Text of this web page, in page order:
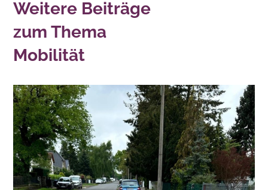
Weitere Beiträge
zum Thema
Mobilität